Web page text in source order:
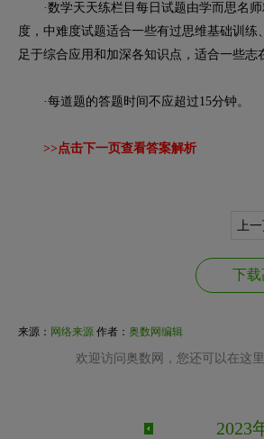
·数学天天练栏目每日试题由学而思名师
度，中难度试题适合一些有过思维基础训
足于综合应用和加深各知识点，适合一些
·每道题的答题时间不应超过15分钟。
>>点击下一页查看答案解析
上
下载
来源： 网络来源 作者： 奥数网编辑
欢迎访问奥数网，您还可以在这
2023